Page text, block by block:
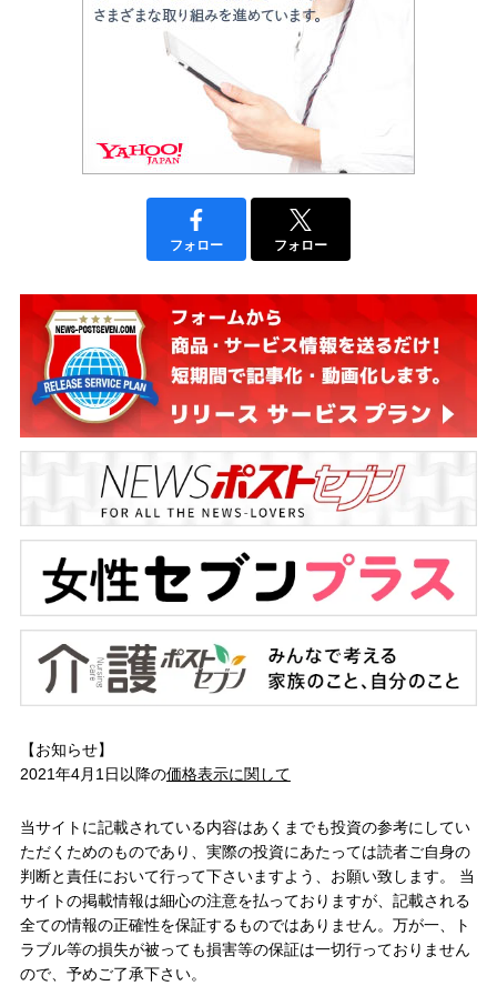
フォロー フォロー
【お知らせ】
2021年4月1日以降の価格表示に関して
当サイトに記載されている内容はあくまでも投資の参考にしてい
ただくためのものであり、実際の投資にあたっては読者ご自身の
判断と責任において行って下さいますよう、お願い致します。 当
サイトの掲載情報は細心の注意を払っておりますが、記載される
全ての情報の正確性を保証するものではありません。万が一、ト
ラブル等の損失が被っても損害等の保証は一切行っておりません
ので、予めご了承下さい。